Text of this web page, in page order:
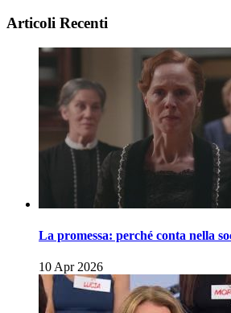
Articoli Recenti
La promessa: perché conta nella
10 Apr 2026